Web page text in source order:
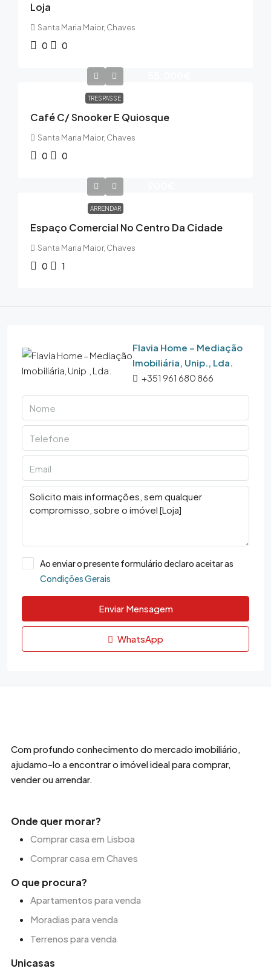
Loja
Santa Maria Maior, Chaves
0 0
TRESPASSE
Café C/ Snooker E Quiosque
Santa Maria Maior, Chaves
0 0
ARRENDAR
Espaço Comercial No Centro Da Cidade
Santa Maria Maior, Chaves
0 1
Flavia Home – Mediação
Imobiliária, Unip., Lda.
+351 961 680 866
Ao enviar o presente formulário declaro aceitar as
Condições Gerais
Enviar Mensagem
WhatsApp
Com profundo conhecimento do mercado imobiliário,
ajudamo-lo a encontrar o imóvel ideal para comprar,
vender ou arrendar.
Onde quer morar?
Comprar casa em Lisboa
Comprar casa em Chaves
O que procura?
Apartamentos para venda
Moradias para venda
Terrenos para venda
Unicasas